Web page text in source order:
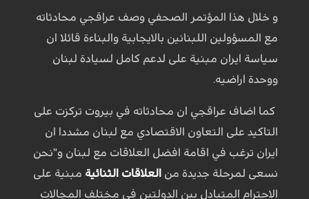
و خلال هذا المؤتمر الصحفي وصف عراقجي محادثاته
مع المسؤولين اللبنانين بالايجابية والبناءة قائلا ان
سياسة ايران مبنية على لدعم كامل لسيادة لبنان
ووحدة اراضيه.
كما اضاف عراقجي ان محادثاته في بيروت تركزت على
التاكيد على التعاون الاقتصادي مع لبنان مشددا ان
ايران ترغب في اقامة افضل العلاقات مع لبنان و"نحن
نسعى لمرحلة جديدة من العلاقات الثنائية مبنية على
الاحترام المتبادل بين الدولتين في مختلف المجالات